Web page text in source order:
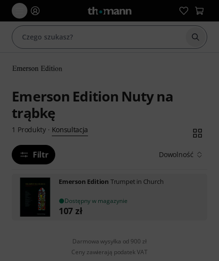
Emerson Edition Nuty na
trąbkę
1 Produkty· Konsultacja
Filtr Dowolność
Emerson Edition Trumpet in Church
Dostępny w magazynie
107 zł
Darmowa wysyłka od 900 zł
Ceny zawierają podatek VAT